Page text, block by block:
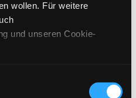
wollen. Für weitere
und unseren Cookie-